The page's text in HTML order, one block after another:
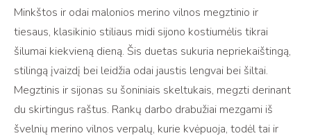
merino
megztinio
ir
sijono
komplektas
PARIS
Minkštos ir odai malonios merino vilnos megztinio ir
tiesaus, klasikinio stiliaus midi sijono kostiumėlis tikrai
šilumai kiekvieną dieną. Šis duetas sukuria nepriekaištingą,
stilingą įvaizdį bei leidžia odai jaustis lengvai bei šiltai.
Megztinis ir sijonas su šoniniais skeltukais, megzti derinant
du skirtingus raštus. Rankų darbo drabužiai mezgami iš
švelnių merino vilnos verpalų, kurie kvėpuoja, todėl tai ir